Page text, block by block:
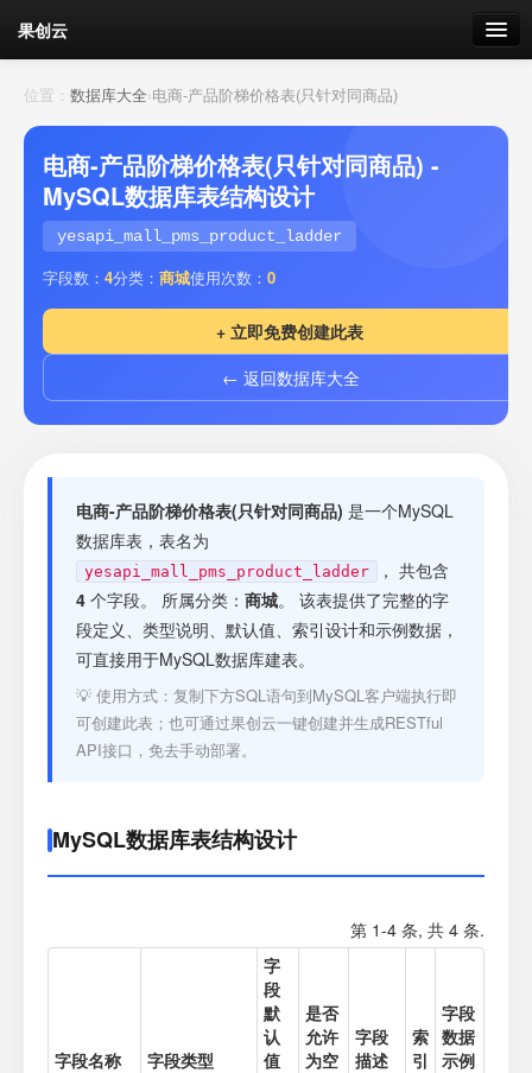
果创云
数据表单
API接口
云存储
流量 剩余接口流量
套餐
接口测试
位置： 数据库大全›电商-产品阶梯价格表(只针对同商品)
电商-产品阶梯价格表(只针对同商品) -
MySQL数据库表结构设计
yesapi_mall_pms_product_ladder
字段数： 4分类： 商城使用次数： 0
+ 立即免费创建此表
← 返回数据库大全
电商-产品阶梯价格表(只针对同商品) 是一个MySQL
数据库表，表名为
yesapi_mall_pms_product_ladder
， 共包含
4 个字段。 所属分类： 商城。 该表提供了完整的字
段定义、类型说明、默认值、索引设计和示例数据，
可直接用于MySQL数据库建表。
💡 使用方式：复制下方SQL语句到MySQL客户端执行即
可创建此表；也可通过果创云一键创建并生成RESTful
API接口，免去手动部署。
MySQL数据库表结构设计
第 1-4 条, 共 4 条.
字段名称 字段类型
字
段
默
认
值
是否
允许
为空
字段
描述
索
引
字段
数据
示例